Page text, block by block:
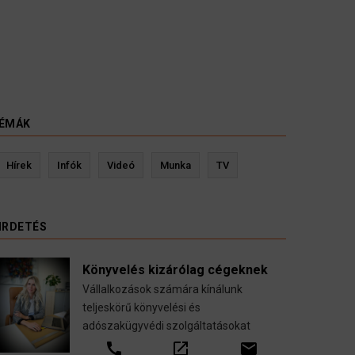
Kevin Ressler biztosítási szakértő
Hírek Infók Videó Munka TV
Könyvelés kizárólag cégeknek
Vállalkozások számára kínálunk
teljeskörű könyvelési és
adószakügyvédi szolgáltatásokat
call open_in_new email